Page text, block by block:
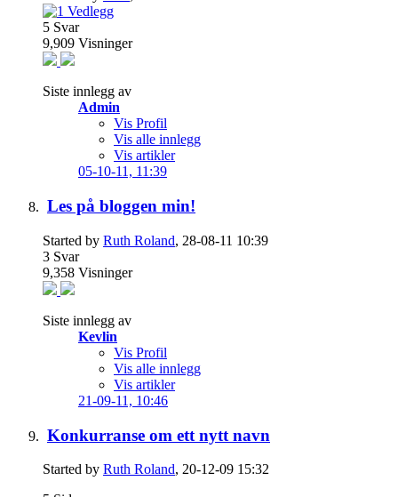
5 Svar
9,909 Visninger
Siste innlegg av
Admin
Vis Profil
Vis alle innlegg
Vis artikler
05-10-11, 11:39
Les på bloggen min!
Started by Ruth Roland, 28-08-11 10:39
3 Svar
9,358 Visninger
Siste innlegg av
Kevlin
Vis Profil
Vis alle innlegg
Vis artikler
21-09-11, 10:46
Konkurranse om ett nytt navn
Started by Ruth Roland, 20-12-09 15:32